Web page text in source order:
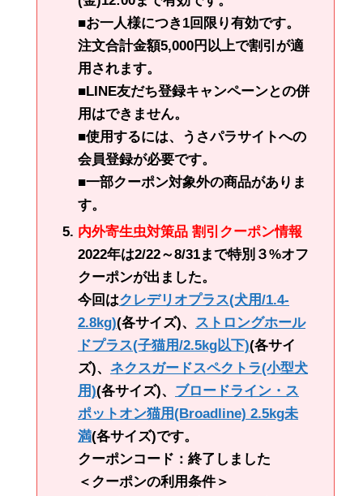
■お一人様につき1回限り有効です。
注文合計金額5,000円以上で割引が適
用されます。
■LINE友だち登録キャンペーンとの併
用はできません。
■使用するには、うさパラサイトへの
会員登録が必要です。
■一部クーポン対象外の商品がありま
す。
内外寄生虫対策品 割引クーポン情報
2022年は2/22～8/31まで特別３%オフ
クーポンが出ました。
今回はクレデリオプラス(犬用/1.4-
2.8kg)(各サイズ)、 ストロングホール
ドプラス(子猫用/2.5kg以下)(各サイ
ズ)、 ネクスガードスペクトラ(小型犬
用)(各サイズ)、 ブロードライン・ス
ポットオン猫用(Broadline) 2.5kg未
満(各サイズ)です。
クーポンコード：終了しました
＜クーポンの利用条件＞